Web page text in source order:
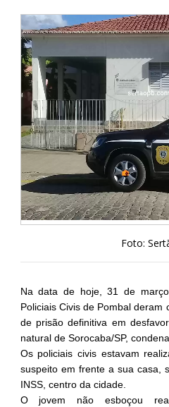
Foto:
Na data de hoje, 31 de
Policiais Civis de Pombal
de prisão definitiva em
natural de Sorocaba/SP,
Os policiais civis estavam
suspeito em frente a sua casa,
INSS, centro da cidade.
O jovem não esboçou